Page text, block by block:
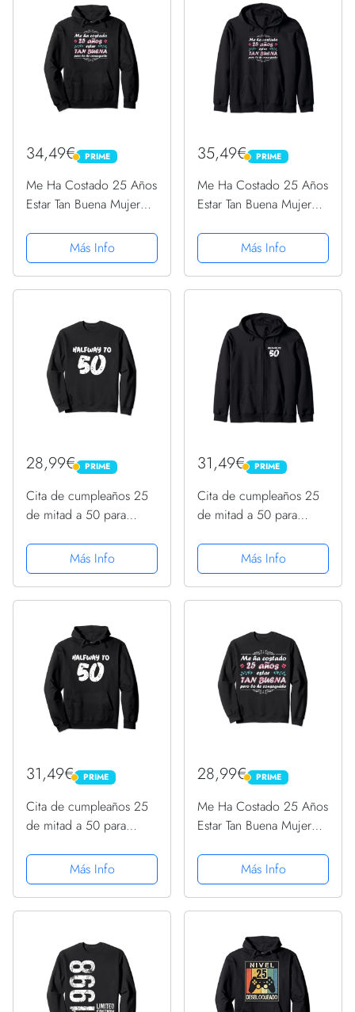
34,49€ PRIME
PRIME
Me Ha Costado 25 Años
Estar Tan Buena Mujer
Sudadera con Capucha
Más Info
35,49€ PRIME
PRIME
Me Ha Costado 25 Años
Estar Tan Buena Mujer
Sudadera con Capucha
Más Info
28,99€ PRIME
PRIME
Cita de cumpleaños 25
de mitad a 50 para
25 SudaderaMás Info
31,49€ PRIME
PRIME
Cita de cumpleaños 25
de mitad a 50 para
25 Sudadera con
Capucha
Más Info
31,49€ PRIME
PRIME
Cita de cumpleaños 25
de mitad a 50 para
25 Sudadera con
Capucha
Más Info
28,99€ PRIME
PRIME
Me Ha Costado 25 Años
Estar Tan Buena Mujer
SudaderaMás Info